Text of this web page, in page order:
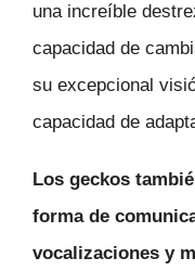
una increíble
capacidad de
su excepcional
capacidad de
Los geckos
forma de
vocalizaciones y